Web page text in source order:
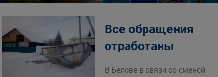
Все обращения
отработаны
В Белове в связи со сменой